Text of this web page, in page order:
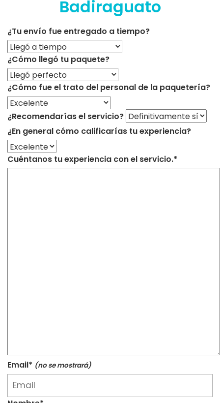
Badiraguato
¿Tu envío fue entregado a tiempo?
¿Cómo llegó tu paquete?
¿Cómo fue el trato del personal de la paquetería?
¿Recomendarías el servicio?
¿En general cómo calificarías tu experiencia?
Cuéntanos tu experiencia con el servicio.*
Email* (no se mostrará)